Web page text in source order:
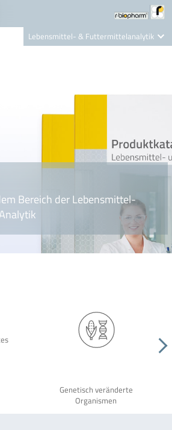
Lebensmittel- & Futtermittelanalytik
Nutrition Care
Bereich der Lebensmittel-
Genetisch veränderte
Organismen